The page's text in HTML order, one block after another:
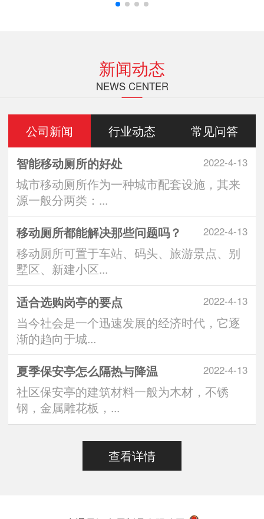
新闻动态
NEWS CENTER
公司新闻 行业动态 常见问答
2022-4-13
智能移动厕所的好处
城市移动厕所作为一种城市配套设施，其来
源一般分两类：...
2022-4-13
移动厕所都能解决那些问题吗？
移动厕所可置于车站、码头、旅游景点、别
墅区、新建小区...
2022-4-13
适合选购岗亭的要点
当今社会是一个迅速发展的经济时代，它逐
渐的趋向于城...
2022-4-13
夏季保安亭怎么隔热与降温
社区保安亭的建筑材料一般为木材，不锈
钢，金属雕花板，...
查看详情